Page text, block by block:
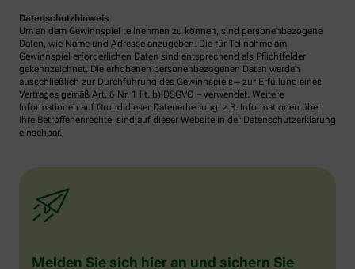
Datenschutzhinweis
Um an dem Gewinnspiel teilnehmen zu können, sind personenbezogene
Daten, wie Name und Adresse anzugeben. Die für Teilnahme am
Gewinnspiel erforderlichen Daten sind entsprechend als Pflichtfelder
gekennzeichnet. Die erhobenen personenbezogenen Daten werden
ausschließlich zur Durchführung des Gewinnspiels – zur Erfüllung eines
Vertrages gemäß Art. 6 Nr. 1 lit. b) DSGVO – verwendet. Weitere
Informationen auf Grund dieser Datenerhebung, z.B. Informationen über
Ihre Betroffenenrechte, sind auf dieser Website in der Datenschutzerklärung
einsehbar.
Melden Sie sich hier an und sichern Sie